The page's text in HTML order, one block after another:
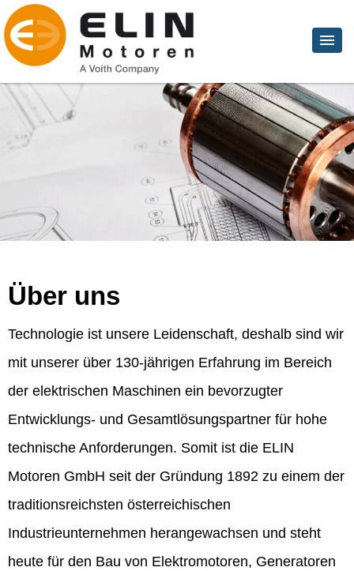
Über uns
Technologie ist unsere Leidenschaft, deshalb sind wir
mit unserer über 130-jährigen Erfahrung im Bereich
der elektrischen Maschinen ein bevorzugter
Entwicklungs- und Gesamtlösungspartner für hohe
technische Anforderungen. Somit ist die ELIN
Motoren GmbH seit der Gründung 1892 zu einem der
traditionsreichsten österreichischen
Industrieunternehmen herangewachsen und steht
heute für den Bau von Elektromotoren, Generatoren